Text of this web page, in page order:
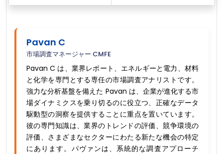
Pavan C
市場調査マネージャー CMFE
Pavan C は、業界レポート、エネルギーと電力、材料
と化学を専門とする専任の市場調査アナリストです。
強力な分析基盤を備えた Pavan は、企業が進化する市
場ダイナミクスを乗り切るのに役立つ、正確なデータ
駆動型の洞察を提供することに重点を置いています。
彼の専門知識は、業界のトレンドの評価、競争環境の
評価、さまざまなセクターにわたる新たな機会の特定
にあります。パヴァンは、系統的な調査アプローチ